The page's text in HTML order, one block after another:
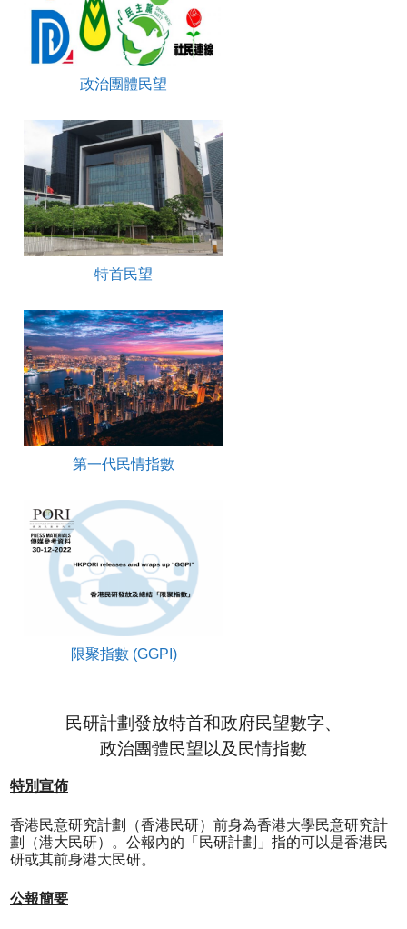
政治團體民望
特首民望
第一代民情指數
限聚指數 (GGPI)
民研計劃發放特首和政府民望數字、
政治團體民望以及民情指數
特別宣佈
香港民意研究計劃（香港民研）前身為香港大學民意研究計
劃（港大民研）。公報內的「民研計劃」指的可以是香港民
研或其前身港大民研。
公報簡要